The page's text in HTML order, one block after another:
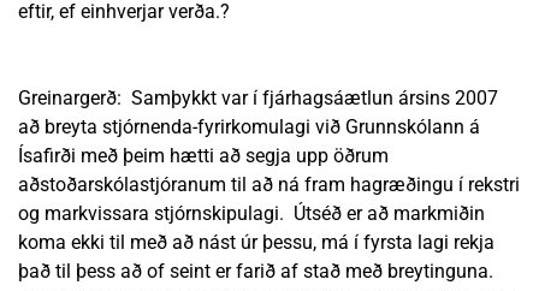
eftir, ef einhverjar verða.?
Greinargerð: Samþykkt var í fjárhagsáætlun ársins 2007
að breyta stjórnenda-fyrirkomulagi við Grunnskólann á
Ísafirði með þeim hætti að segja upp öðrum
aðstoðarskólastjóranum til að ná fram hagræðingu í rekstri
og markvissara stjórnskipulagi. Útséð er að markmiðin
koma ekki til með að nást úr þessu, má í fyrsta lagi rekja
það til þess að of seint er farið af stað með breytinguna.